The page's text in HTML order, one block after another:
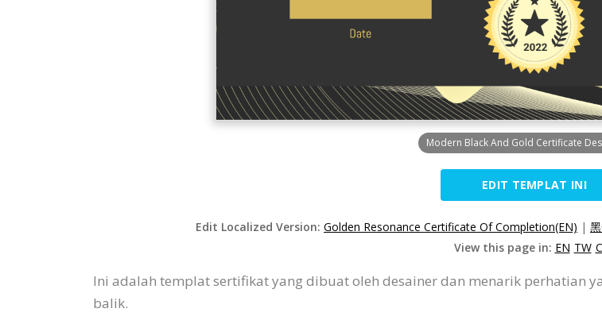
Modern Black And Gold Certificate
EDIT TEMPLAT INI
Edit Localized Version: Golden Resonance Certificate Of Completion(EN) |
View this page in: EN TW
Ini adalah templat sertifikat yang dibuat oleh desainer dan menarik perhatian
balik.